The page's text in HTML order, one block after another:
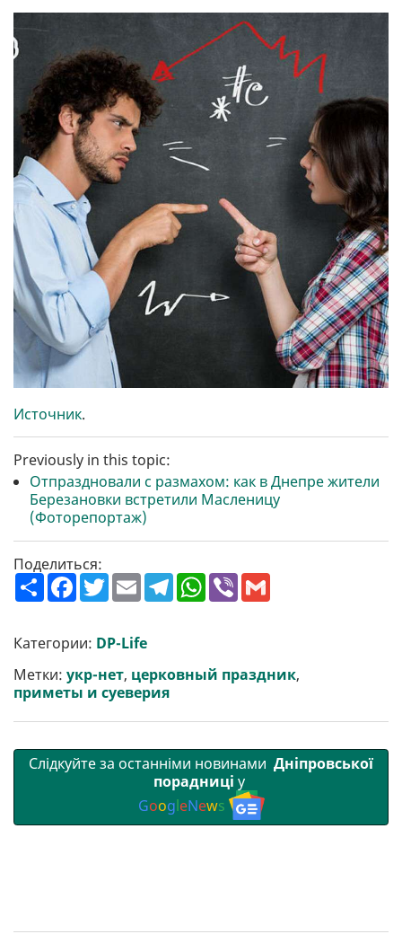
Источник.
Previously in this topic:
Отпраздновали с размахом: как в Днепре жители
Березановки встретили Масленицу
(Фоторепортаж)
Поделиться:
П
о
р
и
и
F
a
b
o
k
T
w
t
e
E
m
l
T
e
m
W
h
p
p
V
Категории: DP-Life
Метки: укр-нет, церковный праздник,
приметы и суеверия
Слідкуйте за останніми новинами Дніпровської
порадниці у
GoogleNews